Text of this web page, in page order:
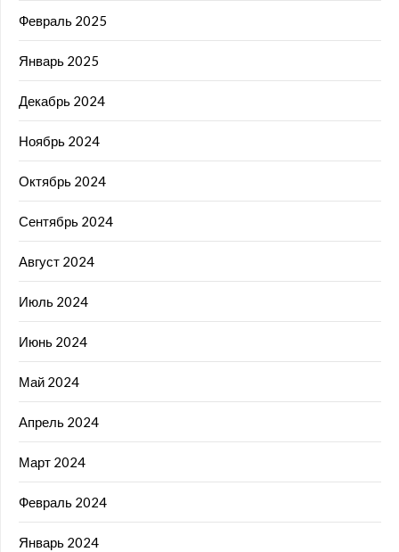
Февраль 2025
Январь 2025
Декабрь 2024
Ноябрь 2024
Октябрь 2024
Сентябрь 2024
Август 2024
Июль 2024
Июнь 2024
Май 2024
Апрель 2024
Март 2024
Февраль 2024
Январь 2024